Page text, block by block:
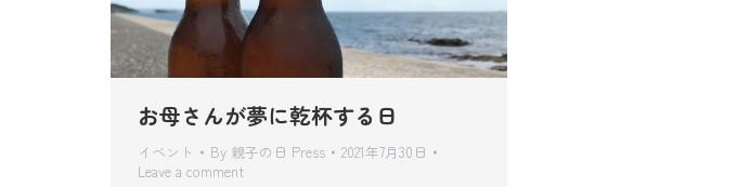
お母さんが夢に乾杯する日
イベント By 親子の日 Press
2021年7月30日
Leave a comment